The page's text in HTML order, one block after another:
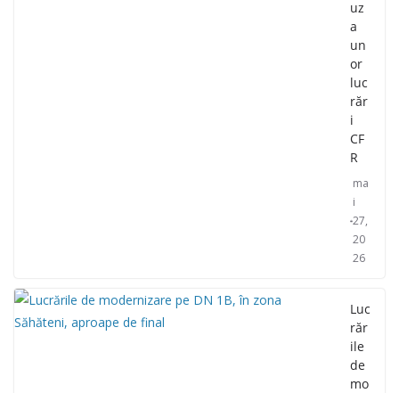
uz
a
un
or
luc
răr
i
CF
R
ma
i
27,
20
26
Luc
răr
ile
de
mo